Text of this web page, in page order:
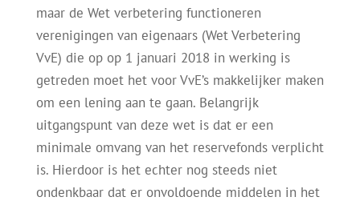
maar de Wet verbetering functioneren
verenigingen van eigenaars (Wet Verbetering
VvE) die op op 1 januari 2018 in werking is
getreden moet het voor VvE’s makkelijker maken
om een lening aan te gaan. Belangrijk
uitgangspunt van deze wet is dat er een
minimale omvang van het reservefonds verplicht
is. Hierdoor is het echter nog steeds niet
ondenkbaar dat er onvoldoende middelen in het